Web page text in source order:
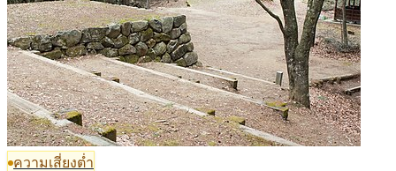
ความเสี่ยงต่ำ